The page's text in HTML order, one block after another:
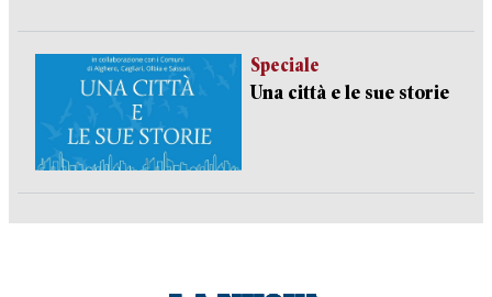
Speciale
Una città e le sue storie